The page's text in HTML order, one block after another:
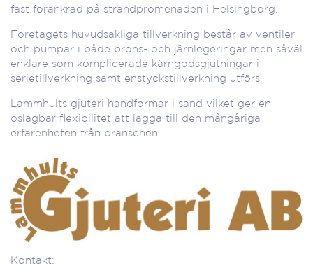
fast förankrad på strandpromenaden i Helsingborg.
Företagets huvudsakliga tillverkning består av ventiler
och pumpar i både brons- och järnlegeringar men såväl
enklare som komplicerade kärngodsgjutningar i
serietillverkning samt enstyckstillverkning utförs.
Lammhults gjuteri handformar i sand vilket ger en
oslagbar flexibilitet att lägga till den mångåriga
erfarenheten från branschen.
Kontakt: